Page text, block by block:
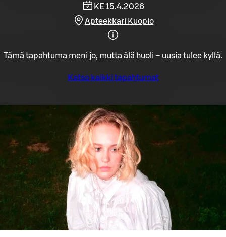
KE 15.4.2026
Apteekkari Kuopio
Tämä tapahtuma meni jo, mutta älä huoli – uusia tulee kyllä.
Katso kaikki tapahtumat